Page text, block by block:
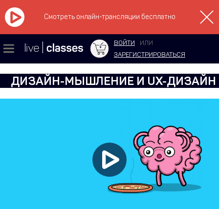
Смотреть онлайн-трансляции бесплатно
ВОЙТИ
ИЛИ
ЗАРЕГИСТРИРОВАТЬСЯ
ДИЗАЙН-МЫШЛЕНИЕ И UX-ДИЗАЙН